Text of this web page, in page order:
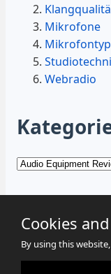
Mikrofone
Webradio
Kategorien
Cookies
Cookies
By using this